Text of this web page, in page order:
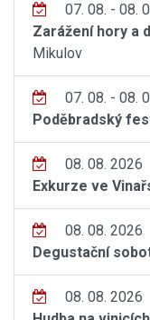
07. 08. - 08.
Zarážení hory a
Mikulov
07. 08. - 08.
Poděbradský
08. 08. 2026
Exkurze ve
08. 08. 2026
Degustační
08. 08. 2026